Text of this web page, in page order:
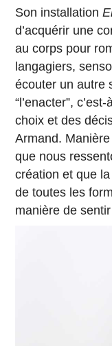
Son installation
d’acquérir une
au corps pour
langagiers,
écouter un autre
“l’enacter”,
choix et des
Armand.
que nous
création et que
de toutes les
manière de